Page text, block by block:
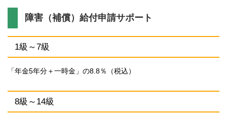
障害（補償）給付申請サポート
1級～7級
「年金5年分＋一時金」の8.8％（税込）
8級～14級